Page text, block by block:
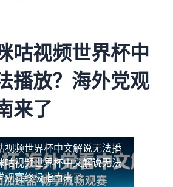
咕视频世界杯中
播放？海外党观
来了
视频世界杯中文解说无法播
咕视频世界杯中文解说无法
观赛终极指南来了